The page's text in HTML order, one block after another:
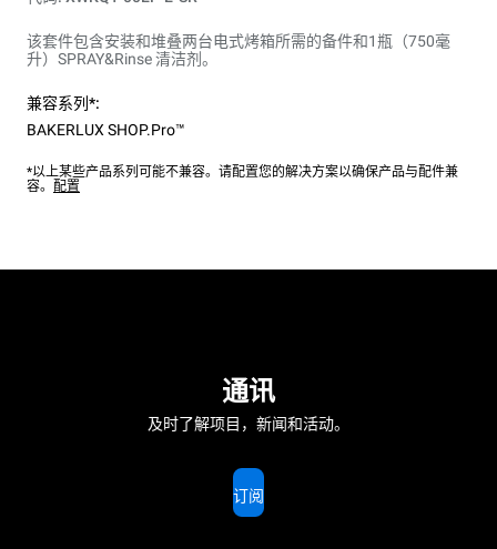
该套件包含安装和堆叠两台电式烤箱所需的备件和1瓶（750毫
升）SPRAY&Rinse 清洁剂。
兼容系列*:
BAKERLUX SHOP.Pro™
*以上某些产品系列可能不兼容。请配置您的解决方案以确保产品与配件兼
容。 配置
通讯
及时了解项目，新闻和活动。
订阅